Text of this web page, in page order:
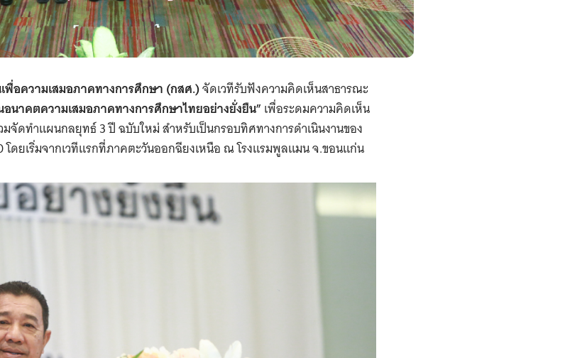
พื่อความเสมอภาคทางการศึกษา (กสศ.)จัดเวทีรับฟังความคิดเห็นสาธารณะ
นาคตความเสมอภาคทางการศึกษาไทยอย่างยั่งยืน” เพื่อระดมความคิดเห็น
จัดทำแผนกลยุทธ์ 3 ปี ฉบับใหม่ สำหรับเป็นกรอบทิศทางการดำเนินงานของ
ดยเริ่มจากเวทีแรกที่ภาคตะวันออกฉียงเหนือ ณ โรงแรมพูลแมน จ.ขอนแก่น